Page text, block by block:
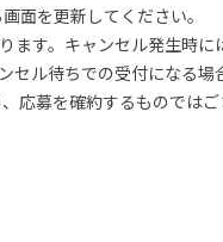
面を更新してください。
す。キャンセル発生時
ル待ちでの受付になる場
応募を確約するものでは